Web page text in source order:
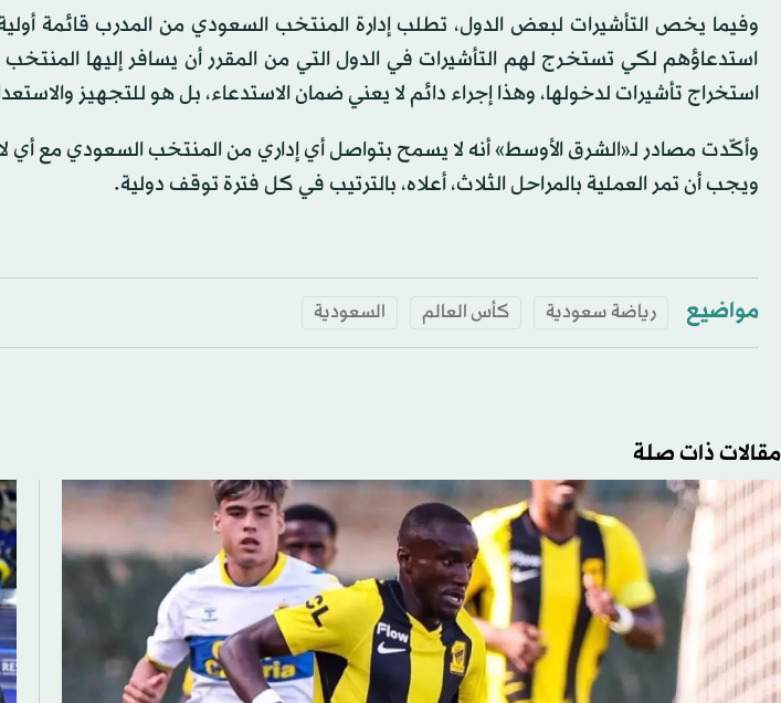
وفيما يخص التأشيرات لبعض الدول، تطلب إدارة المنتخب السعودي من المدرب قائمة
استدعاؤهم لكي تستخرج لهم التأشيرات في الدول التي من المقرر أن يسافر إليها
استخراج تأشيرات لدخولها، وهذا إجراء دائم لا يعني ضمان الاستدعاء، بل هو للتجهيز
وأكّدت مصادر لـ«الشرق الأوسط» أنه لا يسمح بتواصل أي إداري من المنتخب السعودي مع أي
ويجب أن تمر العملية بالمراحل الثلاث، أعلاه، بالترتيب في كل فترة توقف دولية.
مواضيع رياضة سعودية كأس العالم السعودية
مقالات ذات صلة